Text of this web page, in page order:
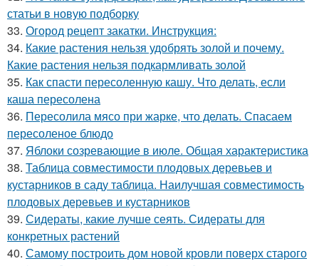
статьи в новую подборку
33. Огород рецепт закатки. Инструкция:
34. Какие растения нельзя удобрять золой и почему.
Какие растения нельзя подкармливать золой
35. Как спасти пересоленную кашу. Что делать, если
каша пересолена
36. Пересолила мясо при жарке, что делать. Спасаем
пересоленое блюдо
37. Яблоки созревающие в июле. Общая характеристика
38. Таблица совместимости плодовых деревьев и
кустарников в саду таблица. Наилучшая совместимость
плодовых деревьев и кустарников
39. Сидераты, какие лучше сеять. Сидераты для
конкретных растений
40. Самому построить дом новой кровли поверх старого